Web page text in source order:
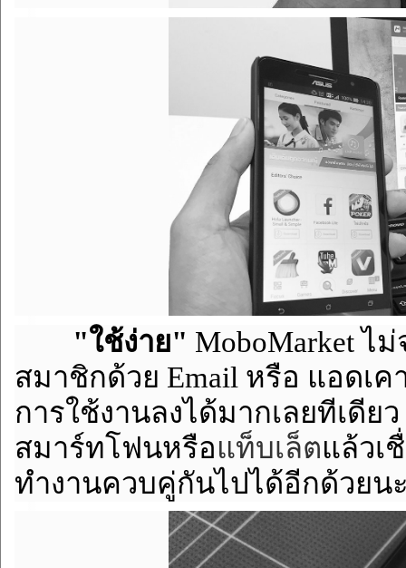
"ใช้ง่าย" MoboMarket ไ
สมาชิกด้วย Email หรือ แอดเ
การใช้งานลงได้มากเลยทีเดีย
สมาร์ทโฟนหรือแท็บเล็ตแล้วเ
ทำงานควบคู่กันไปได้อีกด้วยน